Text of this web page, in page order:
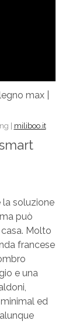
| miliboo.it
la soluzione
può
Molto
francese
e una
ed